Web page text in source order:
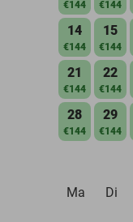
€144 €144
14
€144
15
€144
21
€144
22
€144
28
€144
29
€144
Ma
Di